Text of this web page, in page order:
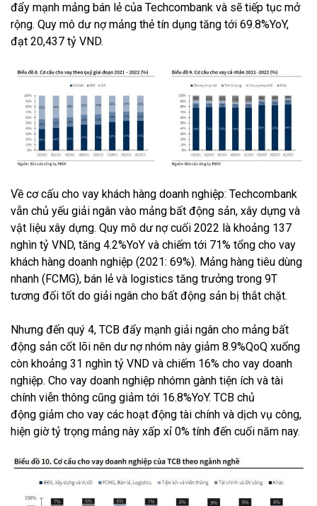
đẩy mạnh mảng bán lẻ của Techcombank và sẽ tiếp tục mở
rộng. Quy mô dư nợ mảng thẻ tín dụng tăng tới 69.8%YoY,
đạt 20,437 tỷ VND.
Về cơ cấu cho vay khách hàng doanh nghiệp: Techcombank
vẫn chủ yếu giải ngân vào mảng bất động sản, xây dựng và
vật liệu xây dựng. Quy mô dư nợ cuối 2022 là khoảng 137
nghìn tỷ VND, tăng 4.2%YoY và chiếm tới 71% tổng cho vay
khách hàng doanh nghiệp (2021: 69%). Mảng hàng tiêu dùng
nhanh (FCMG), bán lẻ và logistics tăng trưởng trong 9T
tương đối tốt do giải ngân cho bất động sản bị thắt chặt.
Nhưng đến quý 4, TCB đẩy mạnh giải ngân cho mảng bất
động sản cốt lõi nên dư nợ nhóm này giảm 8.9%QoQ xuống
còn khoảng 31 nghìn tỷ VND và chiếm 16% cho vay doanh
nghiệp. Cho vay doanh nghiệp nhómn gành tiện ích và tài
chính viễn thông cũng giảm tới 16.8%YoY. TCB chủ
động giảm cho vay các hoạt động tài chính và dịch vụ công,
hiện giờ tỷ trọng mảng này xấp xỉ 0% tính đến cuối năm nay.